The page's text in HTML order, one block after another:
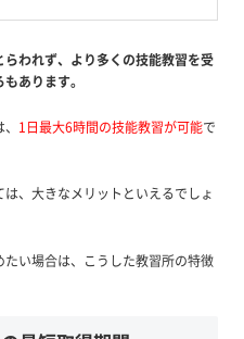
われず、より多くの技能教習を受
あります。
1日最大6時間の技能教習が可能で
、大きなメリットといえるでしょ
い場合は、こうした教習所の特徴